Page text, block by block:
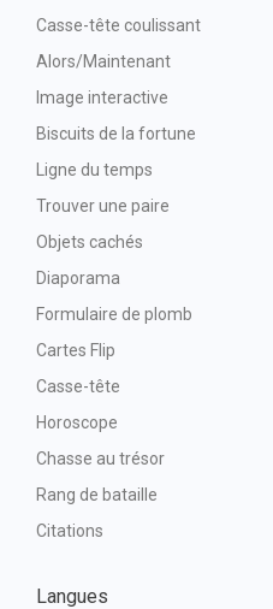
Casse-tête coulissant
Alors/Maintenant
Image interactive
Biscuits de la fortune
Ligne du temps
Trouver une paire
Objets cachés
Diaporama
Formulaire de plomb
Cartes Flip
Casse-tête
Horoscope
Chasse au trésor
Rang de bataille
Citations
Langues